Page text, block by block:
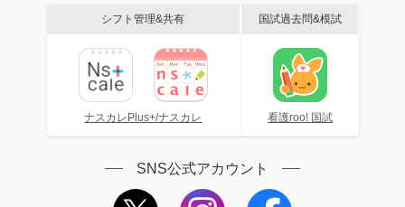
シフト管理&共有
ナスカレPlus+/ナスカレ
国試過去問&模試
看護roo! 国試
SNS公式アカウント